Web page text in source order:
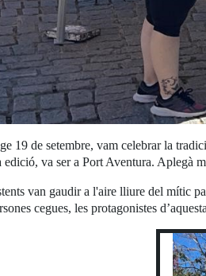
19 de setembre, vam celebrar la
edició, va ser a Port Aventura. Aplegà
van gaudir a l'aire lliure del mític
cegues, les protagonistes